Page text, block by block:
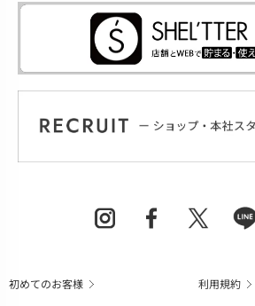
初めてのお客様 利用規約